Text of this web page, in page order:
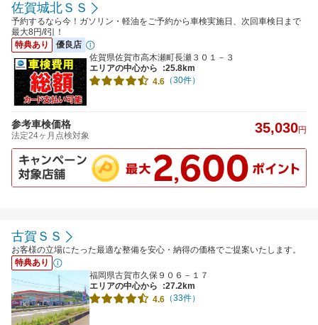
佐賀城北ＳＳ
予約するなら今！ガソリン・軽油をご予約から車検実施日、次回車検日まで
最大8円/ℓ引！
特典あり
優良店
佐賀県佐賀市高木瀬町長瀬３０１－３
エリアの中心から
:25.8km
4.6 （30件）
参考車検価格
法定24ヶ月点検対象 35,030円
古賀ＳＳ
お客様の立場にたった最適な整備を安心・納得の価格でご提案いたします。
特典あり
福岡県古賀市久保９０６－１７
エリアの中心から
:27.2km
4.6 （33件）